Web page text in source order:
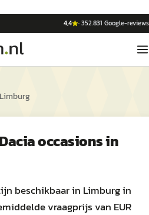
4,4 ·352.831 Google-reviews
Limburg
Daciaoccasions in
beschikbaar in Limburg in
vraagprijs van EUR